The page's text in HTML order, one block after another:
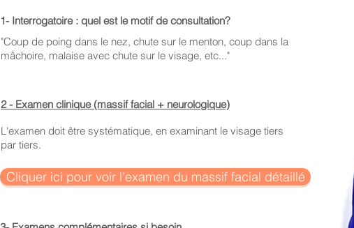
2 - Examen clinique (massif facial + neurologique)
1- Interrogatoire : quel est le motif de consultation?
"Coup de poing dans le nez, chute sur le menton, coup dans la
mâchoire, malaise avec chute sur le visage, etc..."
L'examen doit être systématique, en examinant le visage tiers
par tiers.
Cliquer ici pour voir l'examen du massif facial détaillé